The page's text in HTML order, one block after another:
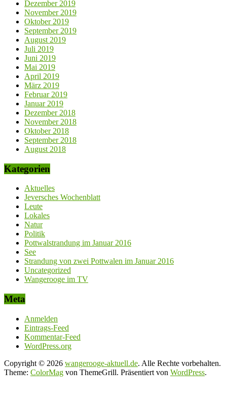
Dezember 2019
November 2019
Oktober 2019
September 2019
August 2019
Juli 2019
Juni 2019
Mai 2019
April 2019
März 2019
Februar 2019
Januar 2019
Dezember 2018
November 2018
Oktober 2018
September 2018
August 2018
Kategorien
Aktuelles
Jeversches Wochenblatt
Leute
Lokales
Natur
Politik
Pottwalstrandung im Januar 2016
See
Strandung von zwei Pottwalen im Januar 2016
Uncategorized
Wangerooge im TV
Meta
Anmelden
Eintrags-Feed
Kommentar-Feed
WordPress.org
Copyright © 2026 wangerooge-aktuell.de. Alle Rechte vorbehalten.
Theme: ColorMag von ThemeGrill. Präsentiert von WordPress.